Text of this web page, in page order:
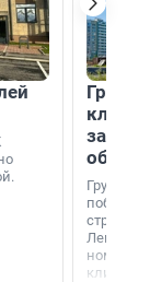
Группа